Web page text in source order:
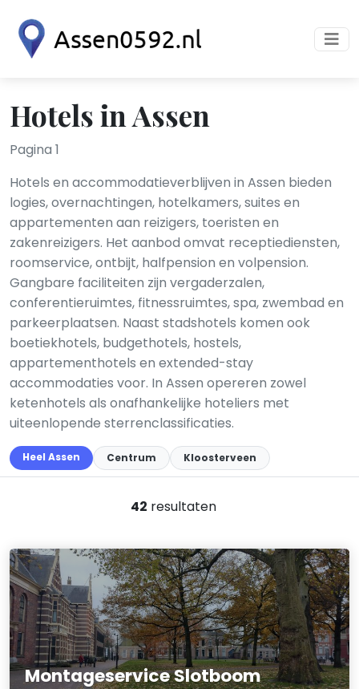
Hotels in Assen
Pagina 1
Hotels en accommodatieverblijven in Assen bieden
logies, overnachtingen, hotelkamers, suites en
appartementen aan reizigers, toeristen en
zakenreizigers. Het aanbod omvat receptiediensten,
roomservice, ontbijt, halfpension en volpension.
Gangbare faciliteiten zijn vergaderzalen,
conferentieruimtes, fitnessruimtes, spa, zwembad en
parkeerplaatsen. Naast stadshotels komen ook
boetiekhotels, budgethotels, hostels,
appartementhotels en extended-stay
accommodaties voor. In Assen opereren zowel
ketenhotels als onafhankelijke hoteliers met
uiteenlopende sterrenclassificaties.
Heel Assen Centrum Kloosterveen
42 resultaten
Montageservice Slotboom